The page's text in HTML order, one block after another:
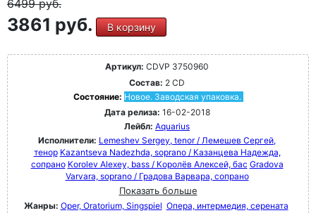
6499руб.
3861 руб. В корзину
Артикул: CDVP 3750960
Состав: 2 CD
Состояние: Новое. Заводская упаковка.
Дата релиза: 16-02-2018
Лейбл: Aquarius
Исполнители: Lemeshev Sergey, tenor / Лемешев Сергей,
тенор Kazantseva Nadezhda, soprano / Казанцева Надежда,
сопрано Korolev Alexey, bass / Королёв Алексей, бас Gradova
Varvara, soprano / Градова Варвара, сопрано
Показать больше
Жанры: Oper, Oratorium, Singspiel Опера, интермедия, серената